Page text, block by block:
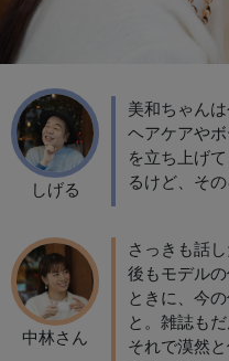
しげる
美和ちゃん
ヘアケアや
を立ち上げ
るけど、そ
中林さん
さっきも話
後もモデル
ときに、今
と。雑誌も
それで漠然